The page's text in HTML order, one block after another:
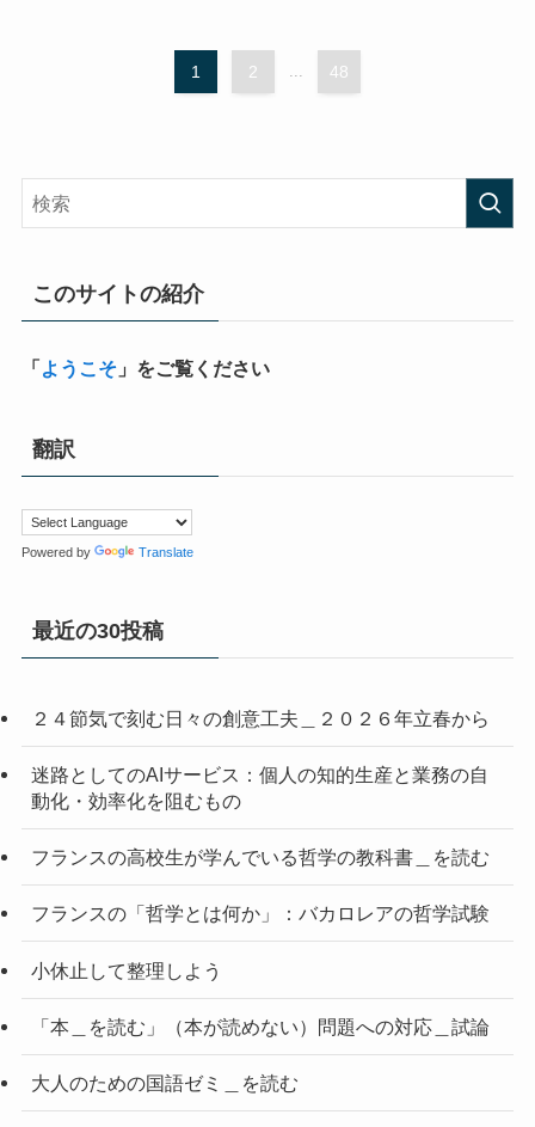
1 2 ... 48
このサイトの紹介
「ようこそ」をご覧ください
翻訳
Powered by Translate
最近の30投稿
２４節気で刻む日々の創意工夫＿２０２６年立春から
迷路としてのAIサービス：個人の知的生産と業務の自
動化・効率化を阻むもの
フランスの高校生が学んでいる哲学の教科書＿を読む
フランスの「哲学とは何か」：バカロレアの哲学試験
小休止して整理しよう
「本＿を読む」（本が読めない）問題への対応＿試論
大人のための国語ゼミ＿を読む